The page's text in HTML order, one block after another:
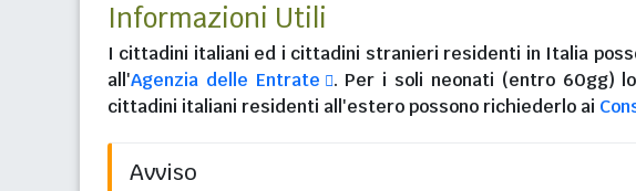
Informazioni Utili
I cittadini italiani ed i cittadini stranieri residenti in Italia
all'Agenzia delle Entrate
. Per i soli neonati (entro 60gg)
cittadini italiani residenti all'esteropossono richiederlo ai
Avviso